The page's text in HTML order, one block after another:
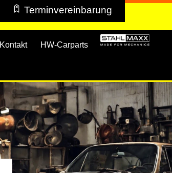
Terminvereinbarung
Kontakt HW-Carparts